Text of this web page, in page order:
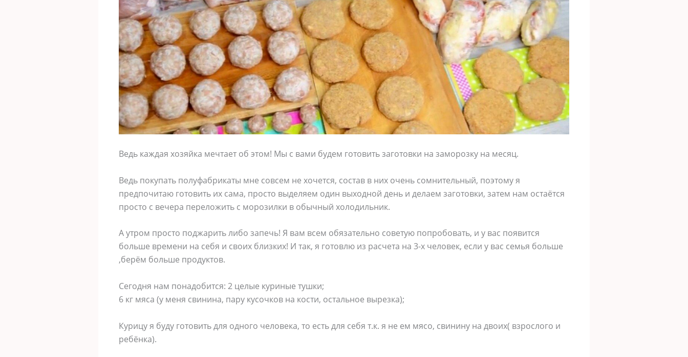
Ведь каждая хозяйка мечтает об этом! Мы с вами будем готовить заготовки на заморозку на месяц.
Ведь покупать полуфабрикаты мне совсем не хочется, состав в них очень сомнительный, поэтому я
предпочитаю готовить их сама, просто выделяем один выходной день и делаем заготовки, затем нам остаётся
просто с вечера переложить с морозилки в обычный холодильник.
А утром просто поджарить либо запечь! Я вам всем обязательно советую попробовать, и у вас появится
больше времени на себя и своих близких! И так, я готовлю из расчета на 3-х человек, если у вас семья больше
,берём больше продуктов.
Сегодня нам понадобится: 2 целые куриные тушки;
6 кг мяса (у меня свинина, пару кусочков на кости, остальное вырезка);
Курицу я буду готовить для одного человека, то есть для себя т.к. я не ем мясо, свинину на двоих( взрослого и
ребёнка).